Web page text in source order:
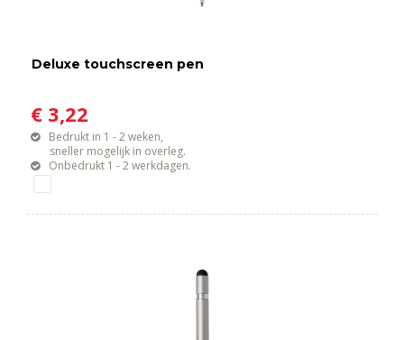
Deluxe touchscreen pen
€ 3,22
Bedrukt in 1 - 2 weken,
sneller mogelijk in overleg.
Onbedrukt 1 - 2 werkdagen.